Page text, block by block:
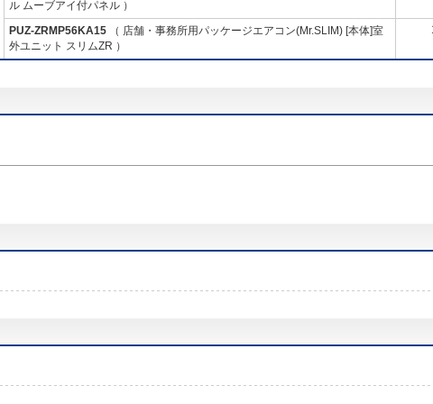
ル ムーブアイ付パネル ）
PUZ-ZRMP56KA15 （ 店舗・事務所用パッケージエアコン(Mr.SLIM) [本体]室
外ユニット スリムZR ）